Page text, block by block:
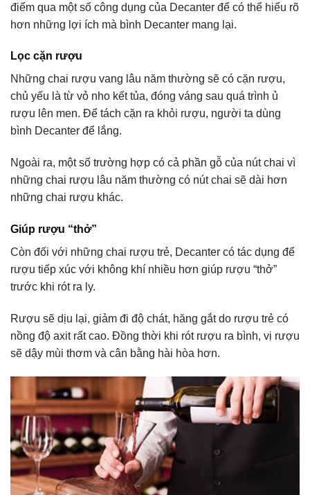
điểm qua một số công dụng của Decanter để có thể hiểu rõ
hơn những lợi ích mà bình Decanter mang lại.
Lọc cặn rượu
Những chai rượu vang lâu năm thường sẽ có cặn rượu,
chủ yếu là từ vỏ nho kết tủa, đóng váng sau quá trình ủ
rượu lên men. Để tách cặn ra khỏi rượu, người ta dùng
bình Decanter để lắng.
Ngoài ra, một số trường hợp có cả phần gỗ của nút chai vì
những chai rượu lâu năm thường có nút chai sẽ dài hơn
những chai rượu khác.
Giúp rượu “thở”
Còn đối với những chai rượu trẻ, Decanter có tác dụng để
rượu tiếp xúc với không khí nhiều hơn giúp rượu “thở”
trước khi rót ra ly.
Rượu sẽ dịu lại, giảm đi độ chát, hăng gắt do rượu trẻ có
nồng độ axit rất cao. Đồng thời khi rót rượu ra bình, vị rượu
sẽ dậy mùi thơm và cân bằng hài hòa hơn.